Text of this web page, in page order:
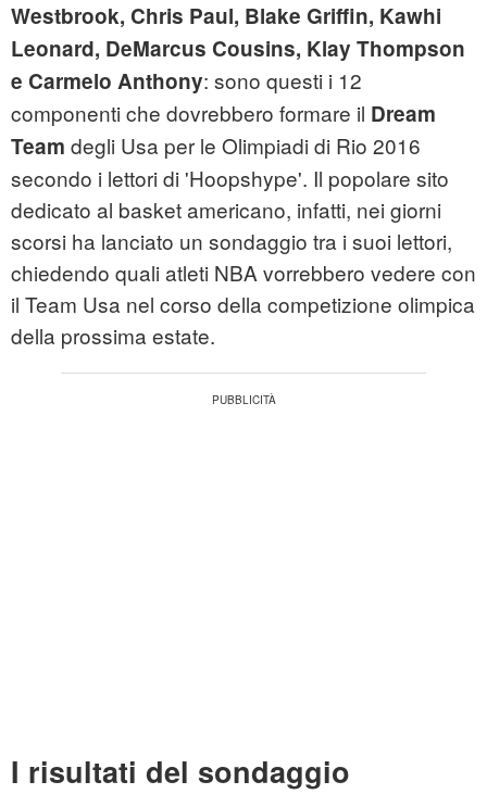
Westbrook, Chris Paul, Blake Griffin, Kawhi
Leonard, DeMarcus Cousins, Klay Thompson
e Carmelo Anthony: sono questi i 12
componenti che dovrebbero formare il Dream
Team degli Usa per le Olimpiadi di Rio 2016
secondo i lettori di 'Hoopshype'. Il popolare sito
dedicato al basket americano, infatti, nei giorni
scorsi ha lanciato un sondaggio tra i suoi lettori,
chiedendo quali atleti NBA vorrebbero vedere con
il Team Usa nel corso della competizione olimpica
della prossima estate.
I risultati del sondaggio